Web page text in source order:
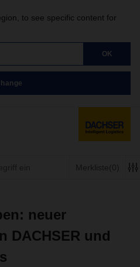
to see specific content for
OK
Merkliste(0)
neuer
DACHSER und